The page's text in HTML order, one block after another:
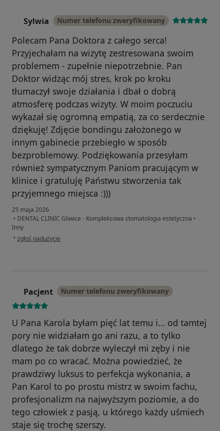
Sylwia Numer telefonu zweryfikowany
Polecam Pana Doktora z całego serca!
Przyjechałam na wizytę zestresowana swoim
problemem - zupełnie niepotrzebnie. Pan
Doktor widząc mój stres, krok po kroku
tłumaczył swoje działania i dbał o dobrą
atmosferę podczas wizyty. W moim poczuciu
wykazał się ogromną empatią, za co serdecznie
dziękuję! Zdjęcie bondingu założonego w
innym gabinecie przebiegło w sposób
bezproblemowy. Podziękowania przesyłam
również sympatycznym Paniom pracującym w
klinice i gratuluję Państwu stworzenia tak
przyjemnego miejsca :)))
25 maja 2026
• DENTAL CLINIC Gliwice - Kompleksowa stomatologia estetyczna •
Inny
• w opinii użytkownika Sylwia
zgłoś nadużycie
Pacjent Numer telefonu zweryfikowany
U Pana Karola byłam pięć lat temu i… od tamtej
pory nie widziałam go ani razu, a to tylko
dlatego że tak dobrze wyleczył mi zęby i nie
mam po co wracać. Można powiedzieć, że
prawdziwy luksus to perfekcja wykonania, a
Pan Karol to po prostu mistrz w swoim fachu,
profesjonalizm na najwyższym poziomie, a do
tego człowiek z pasją, u którego każdy uśmiech
staje się trochę szerszy.